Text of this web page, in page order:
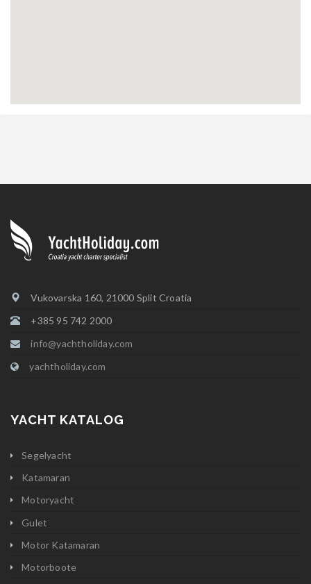
Vukovarska 160, 21000 Split Croatia
+385 95 742 2000
info@yachtholiday.com
yachtholiday.com
YACHT KATALOG
Segelyacht
Katamaran
Motoryacht
Gulet
Motor Katamaran
Motorboote